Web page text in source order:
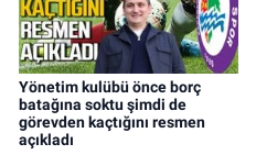
Yönetim kulübü önce borç
batağına soktu şimdi de
görevden kaçtığını resmen
açıkladı